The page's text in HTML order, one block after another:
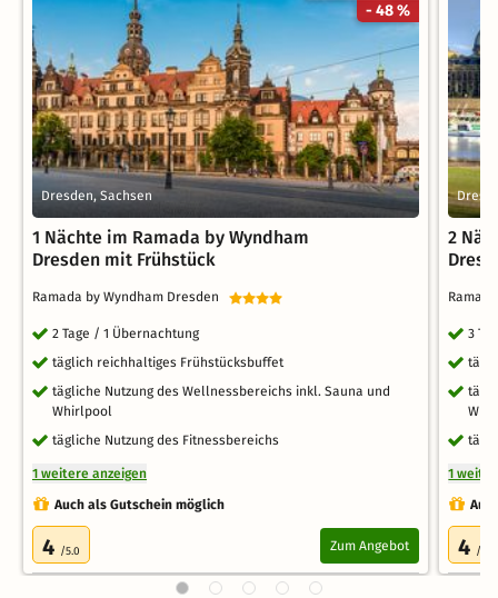
- 48 %
Dresden, Sachsen
1 Nächte im Ramada by Wyndham
Dresden mit Frühstück
Ramada by Wyndham Dresden
2 Tage / 1 Übernachtung
täglich reichhaltiges Frühstücksbuffet
tägliche Nutzung des Wellnessbereichs inkl. Sauna und
Whirlpool
tägliche Nutzung des Fitnessbereichs
1 weitere anzeigen
Auch als Gutschein möglich
4 /5.0 Zum Angebot
2
3
1
4 /5.0